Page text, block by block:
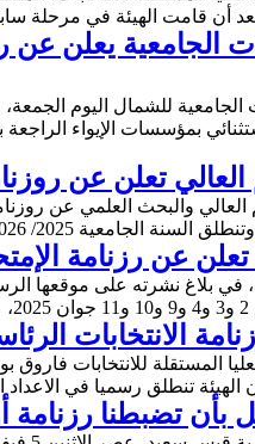
أن قامت الهيئة في مرحلة
الجامعية يعلن
بمؤسسات الإيواء الراجعة
تعلن عن روزنامة
12 سبتمبر 2025 بجميع مؤسسات التعليم العالي والبحث الخاضعة …
عن رزنامة
الانتخابات الرئاسية
أن الهيئة تنطلق رسميا في
بأن تضبطنا